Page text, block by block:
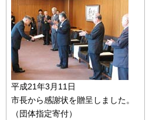
平成21年3月11日
市長から感謝状を贈呈しました。
（団体指定寄付）